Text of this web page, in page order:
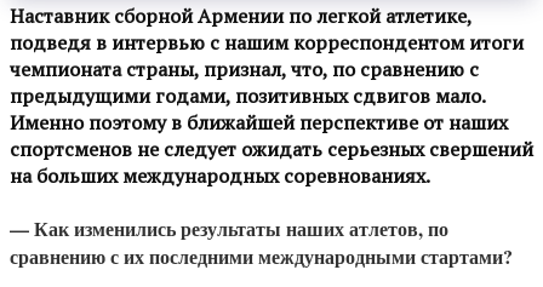
Наставник сборной Армении по легкой атлетике,
подведя в интервью с нашим корреспондентом итоги
чемпионата страны, признал, что, по сравнению с
предыдущими годами, позитивных сдвигов мало.
Именно поэтому в ближайшей перспективе от наших
спортсменов не следует ожидать серьезных свершений
на больших международных соревнованиях.
— Как изменились результаты наших атлетов, по
сравнению с их последними международными стартами?